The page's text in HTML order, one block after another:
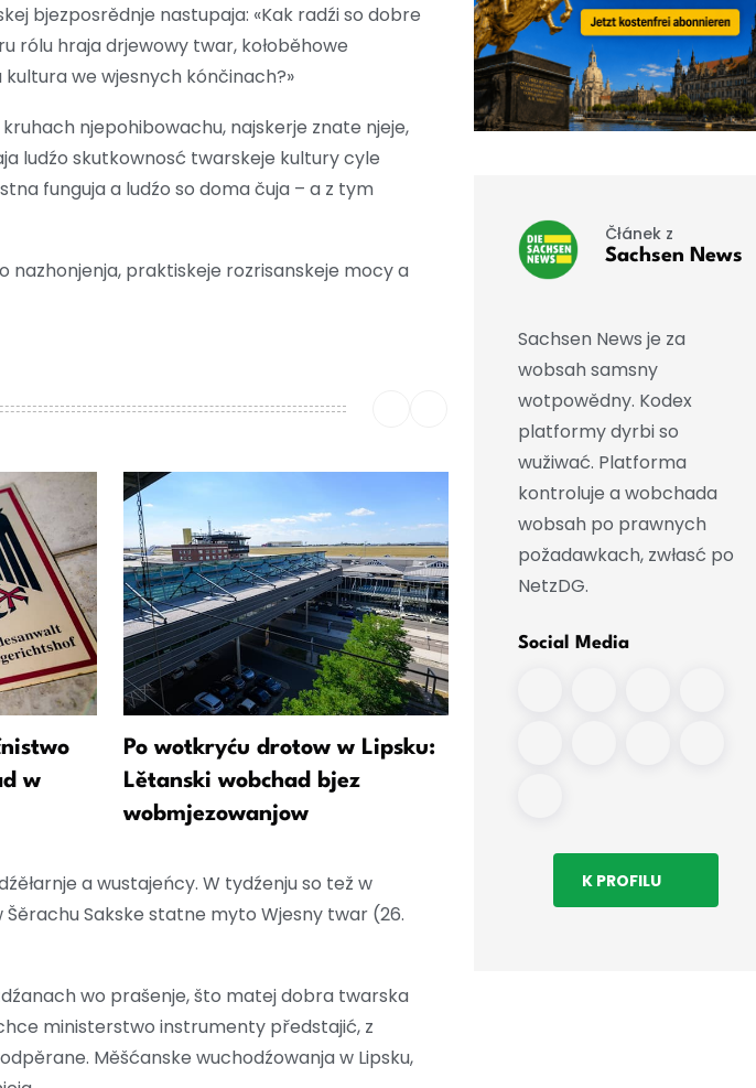
bjezposrědnje nastupaja: «Kak radźi so dobre
rólu hraja drjewowy twar, kołoběhowe
we wjesnych kónčinach?»
njepohibowachu, najskerje znate njeje,
ludźo skutkownosć twarskeje kultury cyle
funguja a ludźo so doma čuja – a z tym
nazhonjenja, praktiskeje rozrisanskeje mocy a
w
Po wotkryću drotow w Lipsku:
Lětanski wobchad bjez
wobmjezowanjow
a wustajeńcy. W tydźenju so tež w
Sakske statne myto Wjesny twar (26.
wo prašenje, što matej dobra twarska
ministerstwo instrumenty předstajić, z
Měšćanske wuchodźowanja w Lipsku,
Čłánek z
Sachsen News
Sachsen News je za
wobsah samsny
wotpowědny. Kodex
platformy dyrbi so
wužiwać. Platforma
kontroluje a wobchada
wobsah po prawnych
požadawkach, zwłasć po
NetzDG.
Social Media
K PROFILU